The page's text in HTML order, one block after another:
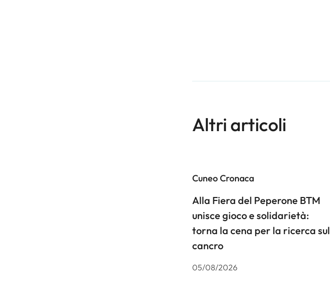
Altri articoli
Cuneo Cronaca
Alla Fiera del Peperone BTM
unisce gioco e solidarietà:
torna la cena per la ricerca sul
cancro
05/08/2026